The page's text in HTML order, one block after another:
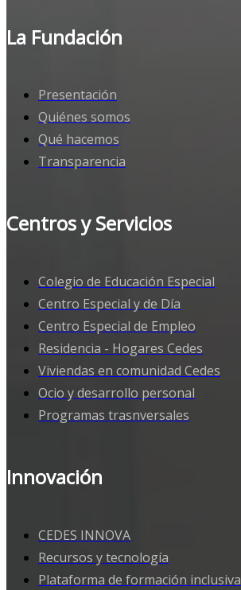
La Fundación
Presentación
Quiénes somos
Qué hacemos
Transparencia
Centros y Servicios
Colegio de Educación Especial
Centro Especial y de Día
Centro Especial de Empleo
Residencia - Hogares Cedes
Viviendas en comunidad Cedes
Ocio y desarrollo personal
Programas trasnversales
Innovación
CEDES INNOVA
Recursos y tecnología
Plataforma de formación inclusiva